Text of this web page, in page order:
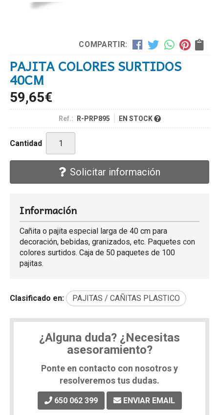
COMPARTIR:
PAJITA COLORES SURTIDOS
40CM
59,65€
Ref.: R-PRP895 EN STOCK
Cantidad
Solicitar información
Información
Cañita o pajita especial larga de 40 cm para
decoración, bebidas, granizados, etc. Paquetes con
colores surtidos. Caja de 50 paquetes de 100
pajitas.
Clasificado en: PAJITAS / CAÑITAS PLASTICO
¿Alguna duda? ¿Necesitas
asesoramiento?
Ponte en contacto con nosotros y
resolveremos tus dudas.
650 062 399 ENVIAR EMAIL